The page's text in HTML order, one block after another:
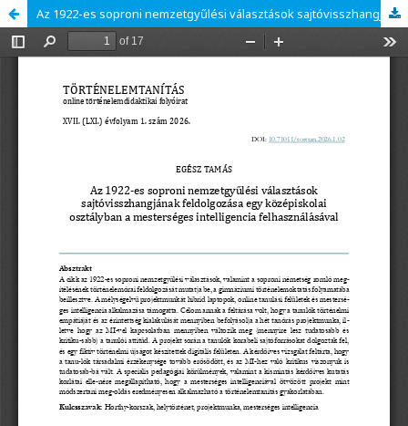
Az 1922-es soproni nemzetgyűlési választások sajtóvisszhangjának feldolgozása egy középiskolai osztályban a mesterséges intelligencia felhasználásával